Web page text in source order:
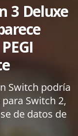
3 Deluxe
Switch podría
Switch 2,
de datos de